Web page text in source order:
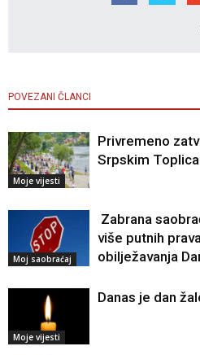
POVEZANI ČLANCI
Moje vijesti
Privremeno
Srpskim
Moj saobraćaj
Zabrana
više putnih
obilježavanja
Moje vijesti
Danas je dan